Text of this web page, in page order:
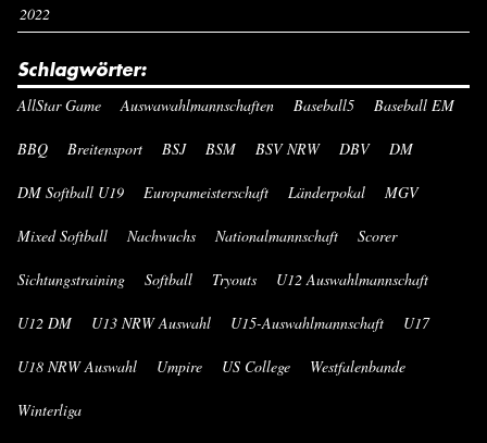
2022
Schlagwörter:
AllStar Game Auswawahlmannschaften Baseball5 Baseball EM
BBQ Breitensport BSJ BSM BSV NRW DBV DM
DM Softball U19 Europameisterschaft Länderpokal MGV
Mixed Softball Nachwuchs Nationalmannschaft Scorer
Sichtungstraining Softball Tryouts U12 Auswahlmannschaft
U12 DM U13 NRW Auswahl U15-Auswahlmannschaft U17
U18 NRW Auswahl Umpire US College Westfalenbande
Winterliga